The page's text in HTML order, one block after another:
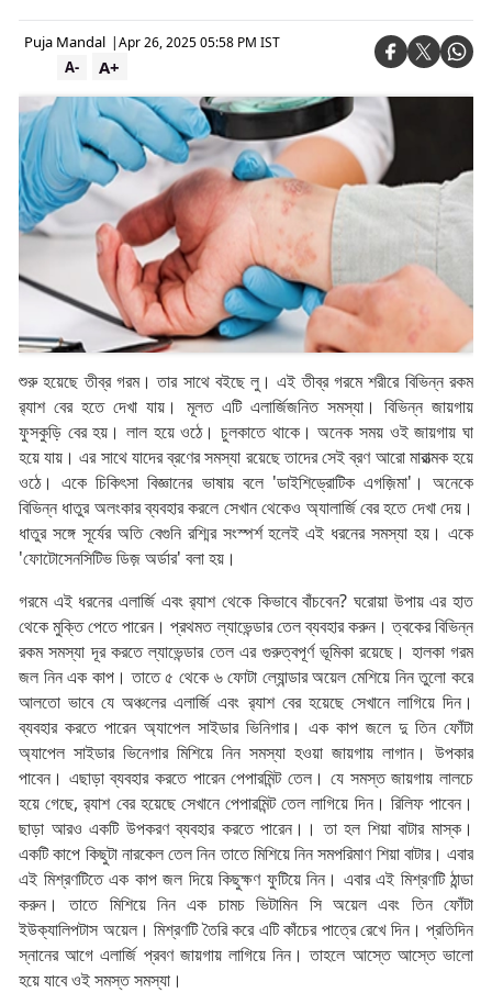
Puja Mandal |Apr 26, 2025 05:58 PM IST
A+
A-
শুরু হয়েছে তীব্র গরম। তার সাথে বইছে লু। এই তীব্র গরমে শরীরে বিভিন্ন রকম
র‍্যাশ বের হতে দেখা যায়। মূলত এটি এলার্জিজনিত সমস্যা। বিভিন্ন জায়গায়
ফুসকুড়ি বের হয়। লাল হয়ে ওঠে। চুলকাতে থাকে। অনেক সময় ওই জায়গায় ঘা
হয়ে যায়। এর সাথে যাদের ব্রণের সমস্যা রয়েছে তাদের সেই ব্রণ আরো মারাত্মক হয়ে
ওঠে। একে চিকিৎসা বিজ্ঞানের ভাষায় বলে 'ডাইশিড্রোটিক এগজ়িমা'। অনেকে
বিভিন্ন ধাতুর অলংকার ব্যবহার করলে সেখান থেকেও অ্যালার্জি বের হতে দেখা দেয়।
ধাতুর সঙ্গে সূর্যের অতি বেগুনি রশ্মির সংস্পর্শ হলেই এই ধরনের সমস্যা হয়। একে
'ফোটোসেনসিটিভ ডিজ় অর্ডার' বলা হয়।
গরমে এই ধরনের এলার্জি এবং র‌্যাশ থেকে কিভাবে বাঁচবেন? ঘরোয়া উপায় এর হাত
থেকে মুক্তি পেতে পারেন। প্রথমত ল্যাভেন্ডার তেল ব্যবহার করুন। ত্বকের বিভিন্ন
রকম সমস্যা দূর করতে ল্যাভেন্ডার তেল এর গুরুত্বপূর্ণ ভূমিকা রয়েছে। হালকা গরম
জল নিন এক কাপ। তাতে ৫ থেকে ৬ ফোটা ল্যােন্ডার অয়েল মেশিয়ে নিন তুলো করে
আলতো ভাবে যে অঞ্চলের এলার্জি এবং র‍্যাশ বের হয়েছে সেখানে লাগিয়ে দিন।
ব্যবহার করতে পারেন অ্যাপেল সাইডার ভিনিগার। এক কাপ জলে দু তিন ফোঁটা
অ্যাপেল সাইডার ভিনেগার মিশিয়ে নিন সমস্যা হওয়া জায়গায় লাগান। উপকার
পাবেন। এছাড়া ব্যবহার করতে পারেন পেপারমিন্ট তেল। যে সমস্ত জায়গায় লালচে
হয়ে গেছে, র‍্যাশ বের হয়েছে সেখানে পেপারমিন্ট তেল লাগিয়ে দিন। রিলিফ পাবেন।
ছাড়া আরও একটি উপকরণ ব্যবহার করতে পারেন।। তা হল শিয়া বাটার মাস্ক।
একটি কাপে কিছুটা নারকেল তেল নিন তাতে মিশিয়ে নিন সমপরিমাণ শিয়া বাটার। এবার
এই মিশ্রণটিতে এক কাপ জল দিয়ে কিছুক্ষণ ফুটিয়ে নিন। এবার এই মিশ্রণটি ঠান্ডা
করুন। তাতে মিশিয়ে নিন এক চামচ ভিটামিন সি অয়েল এবং তিন ফোঁটা
ইউক্যালিপটাস অয়েল। মিশ্রণটি তৈরি করে এটি কাঁচের পাত্রে রেখে দিন। প্রতিদিন
স্নানের আগে এলার্জি প্রবণ জায়গায় লাগিয়ে নিন। তাহলে আস্তে আস্তে ভালো
হয়ে যাবে ওই সমস্ত সমস্যা।